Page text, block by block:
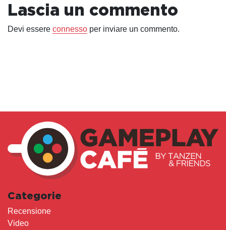
Lascia un commento
Devi essere connesso per inviare un commento.
Categorie
Recensione
Video